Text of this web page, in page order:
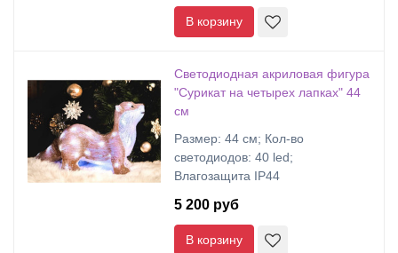
В корзину
Светодиодная акриловая фигура
"Сурикат на четырех лапках" 44
см
Размер: 44 см; Кол-во
светодиодов: 40 led;
Влагозащита IP44
5 200 руб
В корзину